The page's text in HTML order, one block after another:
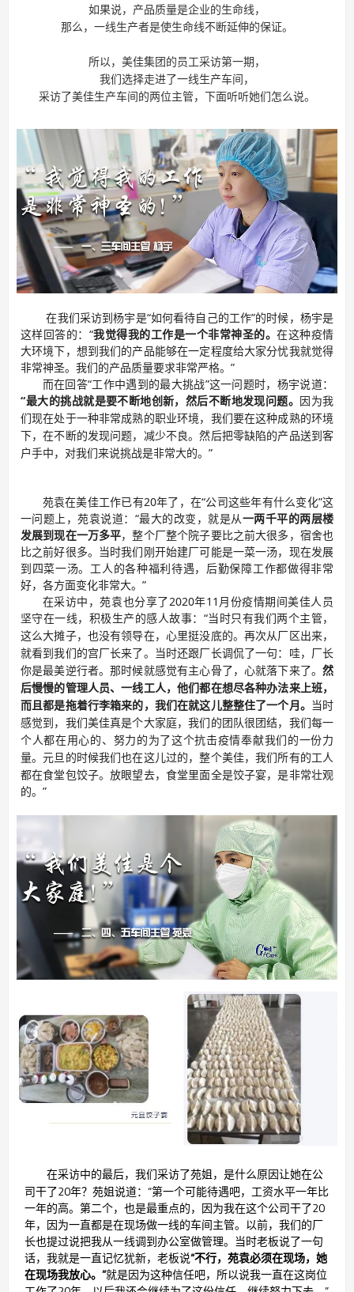
如果说，产品质量是企业的生命线，
那么，一线生产者是使生命线不断延伸的保证。
所以，美佳集团的员工采访第一期，
我们选择走进了一线生产车间，
采访了美佳生产车间的两位主管，下面听听她们怎么说。
在我们采访到杨宇是“如何看待自己的工作”的时候，杨宇是
这样回答的：“我觉得我的工作是一个非常神圣的。在这种疫情
大环境下，想到我们的产品能够在一定程度给大家分忧我就觉得
非常神圣。 我们的产品质量要求非常严格。 ”
而在回答“工作中遇到的最大挑战”这一问题时，杨宇说道：
“最大的挑战就是要不断地创新，然后不断地发现问题。
因为我
们现在处于一种非常成熟的职业环境，我们要在这种成熟的环境
下，在不断的发现问题，减少不良。然后把零缺陷的产品送到客
户手中，对我们来说挑战是非常大的。 ”
苑袁在美佳工作已有20年了，在“公司这些年有什么变化”这
一问题上，苑袁说道：“最大的改变，就是从一两千平的两层楼
发展到现在一万多平，整个厂整个院子要比之前大很多，宿舍也
比之前好很多。当时我们刚开始建厂可能是一菜一汤，现在发展
到四菜一汤。工人的各种福利待遇，后勤保障工作都做得非常
好，各方面变化非常大。”
在采访中，苑袁也分享了2020年11月份疫情期间美佳人员
坚守在一线，积极生产的感人故事：“当时只有我们两个主管，
这么大摊子， 也没有领导在， 心里挺没底的。再次从厂区出来，
就看到我们的宫厂长来了。当时还跟厂长调侃了一句：哇，厂长
你是最美逆行者。那时候就感觉有主心骨了，心就落下来了。 然
后慢慢的管理人员、一线工人，他们都在想尽各种办法来上班，
而且都是拖着行李箱来的，我们在就这儿整整住了一个月。 当时
感觉到， 我们美佳真是个大家庭，我们的团队很团结，我们每一
个人都在用心的、努力的为了这个抗击疫情奉献我们的一份力
量。元旦的时候我们也在这儿过的，整个美佳，我们所有的工人
都在食堂包饺子。放眼望去，食堂里面全是饺子宴，是非常壮观
的。 ”
在采访中的最后，我们采访了苑姐，是什么原因让她在公
司干了20年？苑姐说道：“第一个可能待遇吧，工资水平一年比
一年的高。第二个，也是最重点的，因为我在这个公司干了20
年，因为一直都是在现场做一线的车间主管。以前，我们的厂
长也提过说把我从一线调到办公室做管理。当时老板说了一句
话，我就是一直记忆犹新，老板说“不行，苑袁必须在现场，她
在现场我放心。 ”就是因为这种信任吧，所以说我一直在这岗位